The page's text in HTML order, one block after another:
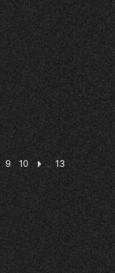
9 10 ,,, 13